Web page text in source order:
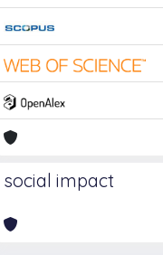
social impact